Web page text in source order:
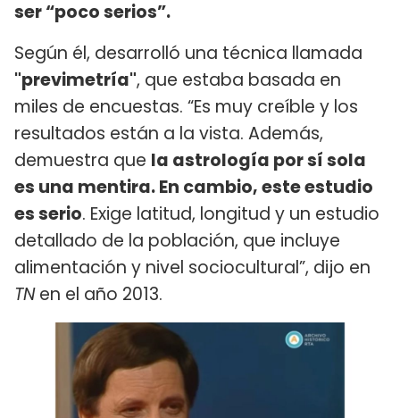
ser “poco serios”.
Según él, desarrolló una técnica llamada
"previmetría", que estaba basada en
miles de encuestas. “Es muy creíble y los
resultados están a la vista. Además,
demuestra que la astrología por sí sola
es una mentira. En cambio, este estudio
es serio. Exige latitud, longitud y un estudio
detallado de la población, que incluye
alimentación y nivel sociocultural”, dijo en
TNen el año 2013.